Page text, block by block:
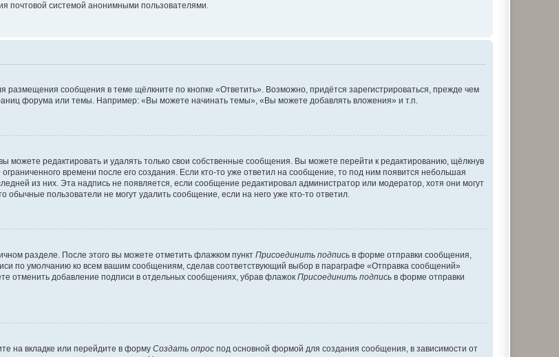
почтовой системой анонимными пользователями.
сообщения в теме щёлкните по кнопке «Ответить». Возможно, придётся зарегистрироваться, прежде чем
форума или темы. Например: «Вы можете начинать темы», «Вы можете добавлять вложения» и т.п.
редактировать и удалять только свои собственные сообщения. Вы можете перейти к редактированию, щёлкнув
времени после его создания. Если кто-то уже ответил на сообщение, то под ним появится небольшая
из них. Эта надпись не появляется, если сообщение редактировал администратор или модератор, хотя они могут
пользователи не могут удалить сообщение, если на него уже кто-то ответил.
разделе. После этого вы можете отметить флажком пункт Присоединить подпись в форме отправки сообщения,
по умолчанию ко всем вашим сообщениям, сделав соответствующий выбор в параграфе «Отправка сообщений»
отменить добавление подписи в отдельных сообщениях, убрав флажок Присоединить подпись в форме отправки
на вкладке или перейдите в форму Создать опрос под основной формой для создания сообщения, в зависимости от